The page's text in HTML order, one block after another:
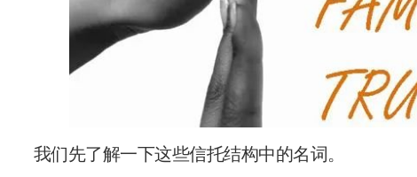
我们先了解一下这些信托结构中的名词。